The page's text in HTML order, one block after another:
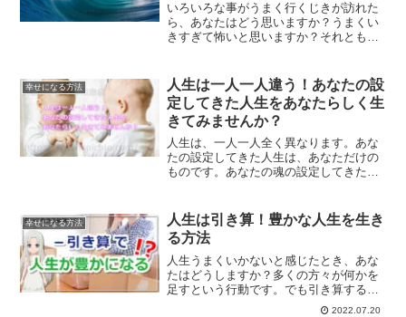
いろいろな事がうまく行くじきが訪れた
ら、あなたはどう思いますか？うまくい
きすぎて怖いと思いますか？それとも、
いてご紹介します。
幸せになる方法
人生は一人一人違う！あなたの設
定してきた人生をあなたらしく生
きてみませんか？
人生は、一人一人全く異なります。あな
たの設定してきた人生は、あなただけの
ものです。あなたの魂の設定してきた課
生きる方法です。
幸せになる方法
人生は引き算！豊かな人生を生き
る方法
人生うまくいかないと感じたとき、あな
たはどうしますか？多くの方々が何かを
足すという行動です。でも引き算する方
がうまくいく。引き算する生き方とは？
2022.07.20